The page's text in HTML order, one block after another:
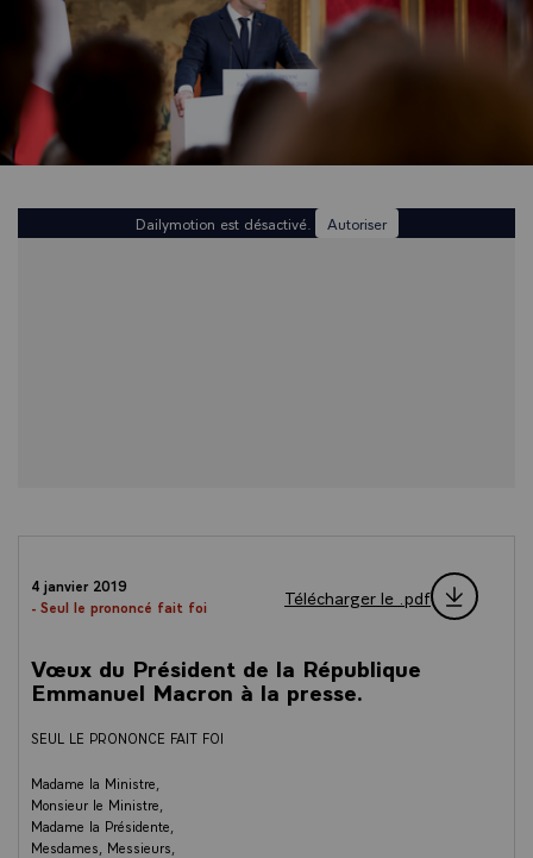
Dailymotion est désactivé. Autoriser
4 janvier 2019
- Seul le prononcé fait foi
Télécharger le .pdf
Vœux du Président de la République
Emmanuel Macron à la presse.
SEUL LE PRONONCE FAIT FOI
Madame la Ministre,
Monsieur le Ministre,
Madame la Présidente,
Mesdames, Messieurs,